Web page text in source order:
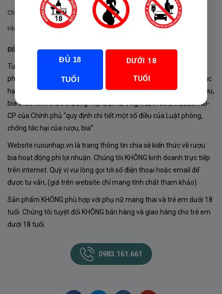
Chính sách mua hàng
Hình thức thanh toán
ĐIỀU KHOẢN VÀ CHÍNH SÁCH
Tuân thủ Nghị định 105/2017/NĐ-CP ngày 14/9/2017 của Chính
phủ về sản xuất, kinh doanh rượu. Tuân thủ Luật “phòng chống tác
hại của rượu, bia” số 44/2019/QH14-Điều 16 về “điều kiện bán rượu,
bia theo hình thức thương mại điện tử”; Nghị định số 24/2020/NĐ-
CP của Chính phủ “quy định chi tiết một số điều của Luật phòng,
chống tác hại của rượu, bia”.
Website ruounhap.vn là trang thông tin chia sẻ kiến thức về rượu
bia hoạt động phi lợi nhuận. Chúng tôi KHÔNG kinh doanh trực tiếp
trên internet. Quý vị vui lòng gọi tới số điện thoại hoặc email để
được tư vấn, (giá trên website chỉ mang tính chất tham khảo).
Sản phẩm KHÔNG phù hợp với phụ nữ mang thai và trẻ em dưới 18
tuổi. Chúng tôi tuyệt đối KHÔNG bán hàng và giao hàng cho trẻ em
dưới 18 tuổi.
0983.161.661
ĐỦ 18
TUỔI
DƯỚI 18
TUỔI